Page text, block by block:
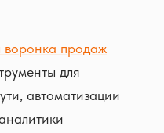
воронка продаж
для
автоматизации